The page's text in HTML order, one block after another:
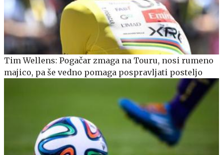
Tim Wellens: Pogačar zmaga na Touru, nosi rumeno
majico, pa še vedno pomaga pospravljati posteljo